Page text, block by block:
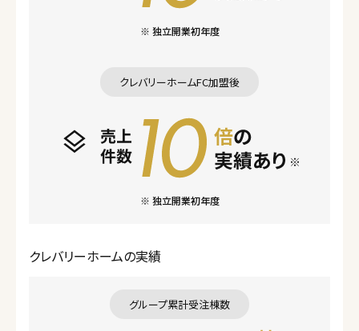
※ 独立開業初年度
クレバリーホームFC加盟後
※ 独立開業初年度
クレバリーホームの実績
グループ累計受注棟数